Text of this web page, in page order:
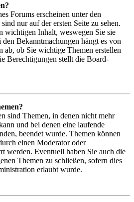
Forums erscheinen unter den
nur auf der ersten Seite zu sehen.
wichtigen Inhalt, weswegen Sie sie
Bekanntmachungen hängt es von
ab, ob Sie wichtige Themen erstellen
Berechtigungen stellt die Board-
sind Themen, in denen nicht mehr
und bei denen eine laufende
beendet wurde. Themen können
einen Moderator oder
werden. Eventuell haben Sie auch die
Themen zu schließen, sofern dies
erlaubt wurde.